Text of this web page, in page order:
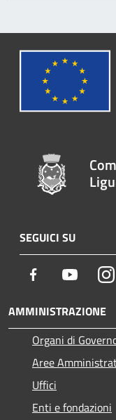
SEGUICI SU
Facebook Youtube
AMMINISTRAZIONE
Organi di
Aree
Uffici
Enti e fondazioni